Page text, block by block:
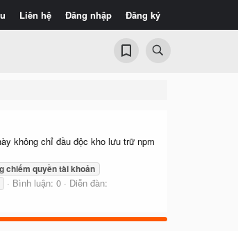
Liên hệ Đăng nhập Đăng ký
không chỉ đầu độc kho lưu trữ npm
chiếm quyềntàikhoản
Bình luận: 0
Diễn đàn: